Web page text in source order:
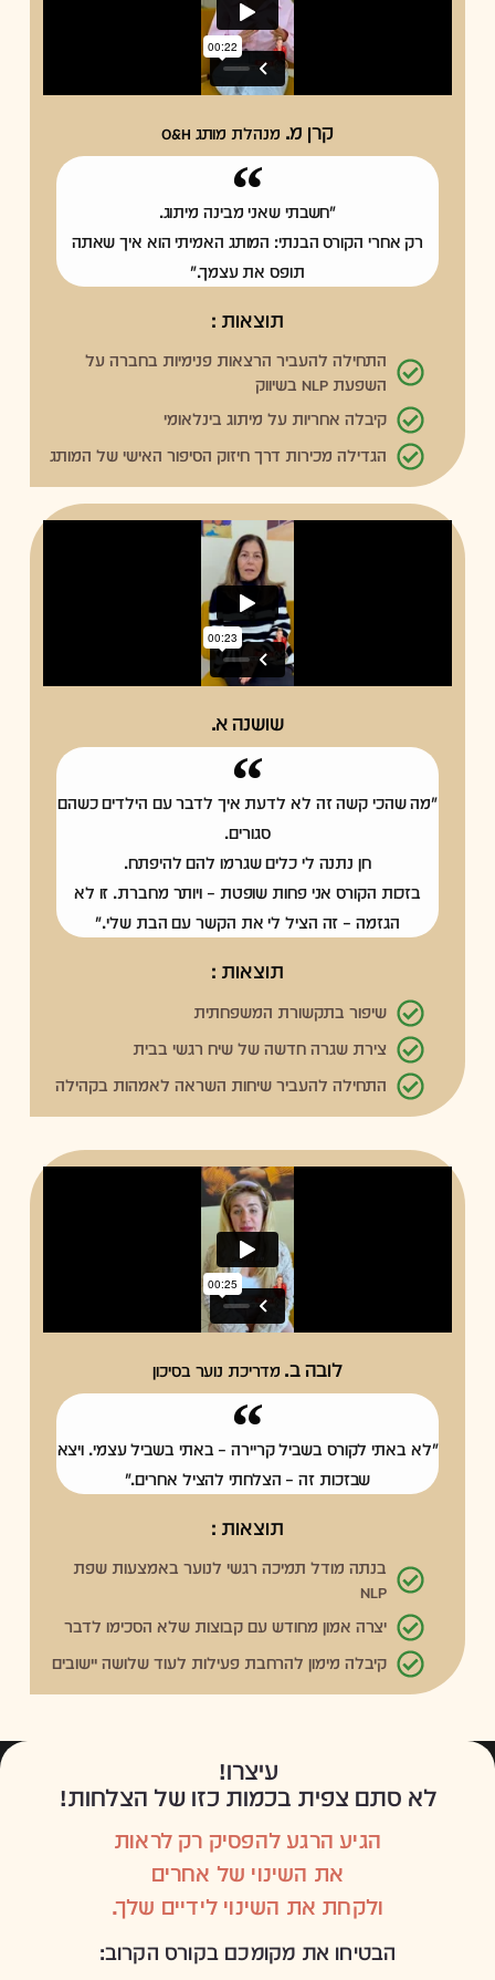
קרן מ. מנהלת מותג O&H
"חשבתי שאני מבינה מיתוג.
רק אחרי הקורס הבנתי: המותג האמיתי הוא איך שאתה
תופס את עצמך."
תוצאות :
התחילה להעביר הרצאות פנימיות בחברה על
השפעת NLP בשיווק
קיבלה אחריות על מיתוג בינלאומי
הגדילה מכירות דרך חיזוק הסיפור האישי של המותג
שושנה א.
"מה שהכי קשה זה לא לדעת איך לדבר עם הילדים כשהם
סגורים.
חן נתנה לי כלים שגרמו להם להיפתח.
בזכות הקורס אני פחות שופטת – ויותר מחברת. זו לא
הגזמה – זה הציל לי את הקשר עם הבת שלי."
תוצאות :
שיפור בתקשורת המשפחתית
צירת שגרה חדשה של שיח רגשי בבית
התחילה להעביר שיחות השראה לאמהות בקהילה
לובה ב. מדריכת נוער בסיכון
"לא באתי לקורס בשביל קריירה – באתי בשביל עצמי. ויצא
שבזכות זה – הצלחתי להציל אחרים."
תוצאות :
בנתה מודל תמיכה רגשי לנוער באמצעות שפת
NLP
יצרה אמון מחודש עם קבוצות שלא הסכימו לדבר
קיבלה מימון להרחבת פעילות לעוד שלושה יישובים
עיצרו!
לא סתם צפית בכמות כזו של הצלחות!
הגיע הרגע להפסיק רק לראות
את השינוי של אחרים
ולקחת את השינוי לידיים שלך.
הבטיחו את מקומכם בקורס הקרוב: